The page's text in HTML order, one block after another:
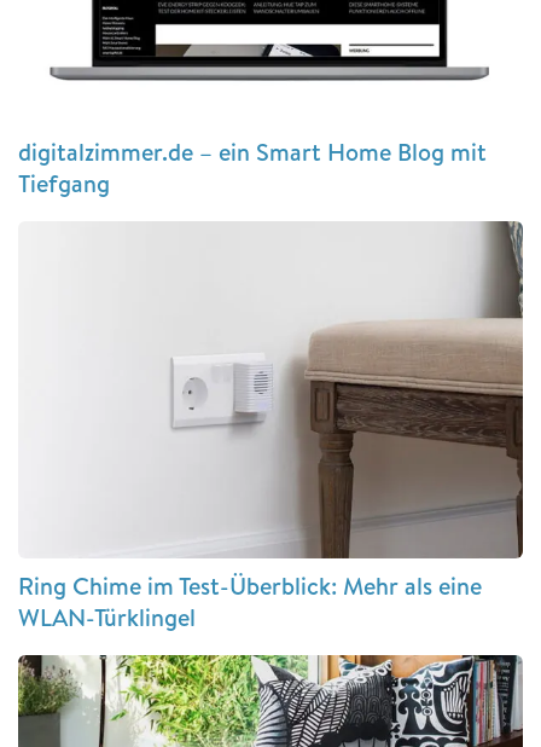
digitalzimmer.de – ein Smart Home Blog mit
Tiefgang
Ring Chime im Test-Überblick: Mehr als eine
WLAN-Türklingel